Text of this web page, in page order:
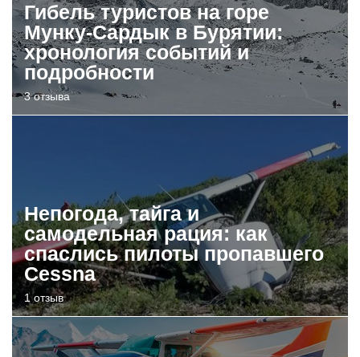
Гибель туристов на горе
Мунку-Сардык в Бурятии:
хронология событий и
подробности
3 отзыва
Непогода, тайга и
самодельная рация: как
спаслись пилоты пропавшего
Cessna
1 отзыв